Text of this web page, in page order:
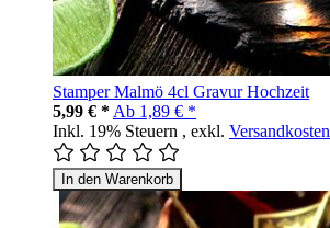
Stamper Malmö 4cl Gravur Hochzeit
5,99 € * Ab 1,89 € *
Inkl. 19% Steuern , exkl. Versandkosten
In den Warenkorb